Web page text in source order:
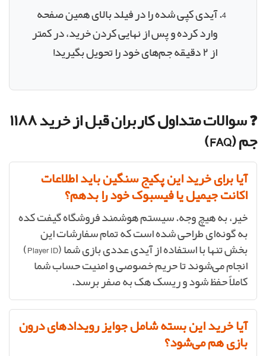
آیدی کپی شده را در فیلد بالای همین صفحه
وارد کرده و پس از نهایی کردن خرید، در کمتر
از ۲ دقیقه جم‌های خود را تحویل بگیرید!
❓ سوالات متداول کاربران قبل از خرید ۱۱۸۸
جم (FAQ)
آیا برای خرید این پکیج سنگین باید اطلاعات
اکانت جیمیل یا فیسبوک خود را بدهم؟
خیر، به هیچ وجه. سیستم هوشمند فروشگاه گیفت کده
به گونه‌ای طراحی شده است که تمام سفارشات این
بخش تنها با استفاده از آیدی عددی بازی شما (Player ID)
انجام می‌شوند تا حریم خصوصی و امنیت حساب شما
کاملاً حفظ شود و ریسک هک به صفر برسد.
آیا خرید این بسته شامل جوایز رویدادهای درون
بازی هم می‌شود؟